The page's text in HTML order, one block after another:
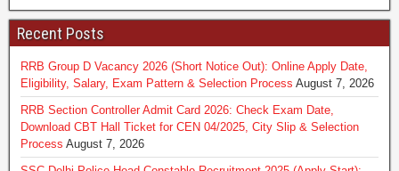
Recent Posts
RRB Group D Vacancy 2026 (Short Notice Out): Online Apply Date,
Eligibility, Salary, Exam Pattern & Selection Process August 7, 2026
RRB Section Controller Admit Card 2026: Check Exam Date,
Download CBT Hall Ticket for CEN 04/2025, City Slip & Selection
Process August 7, 2026